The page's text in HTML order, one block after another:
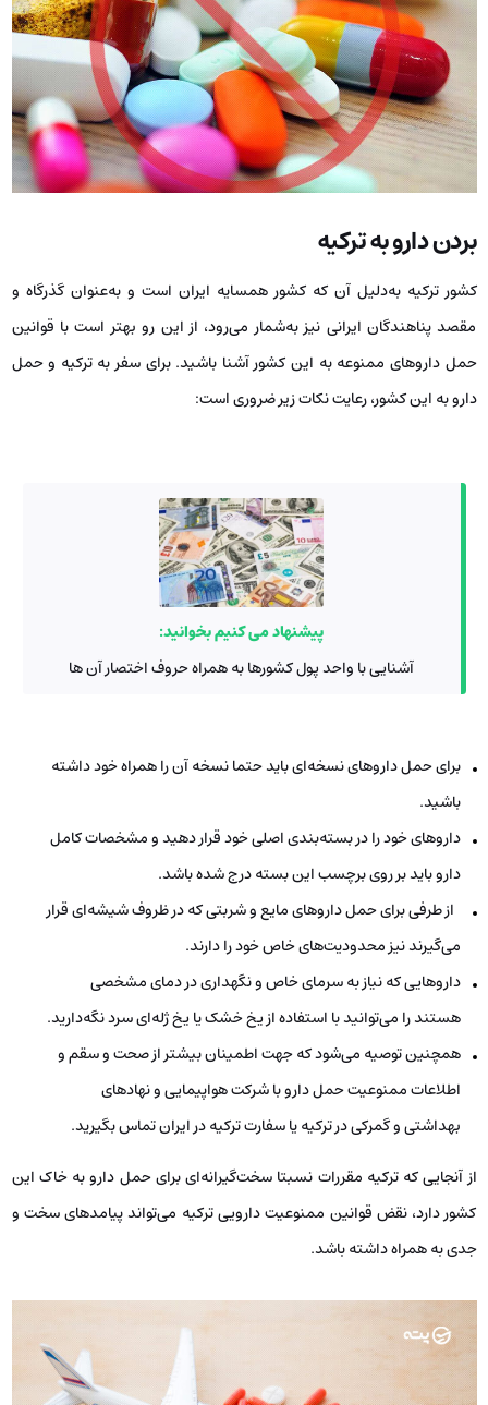
بردن دارو به ترکیه
کشور ترکیه به‌دلیل آن که کشور همسایه ایران است و به‌عنوان گذرگاه و
مقصد پناهندگان ایرانی نیز به‌شمار می‌رود، از این رو بهتر است با قوانین
حمل داروهای ممنوعه به این کشور آشنا باشید. برای سفر به ترکیه و حمل
دارو به این کشور، رعایت نکات زیر ضروری است:
پیشنهاد می کنیم بخوانید:
آشنایی با واحد پول کشورها به همراه حروف اختصار آن ها
برای حمل داروهای نسخه‌ای باید حتما نسخه آن را همراه خود داشته
باشید.
داروهای خود را در بسته‌بندی اصلی خود قرار دهید و مشخصات کامل
دارو باید بر روی برچسب این بسته درج شده باشد.
از طرفی برای حمل داروهای مایع و شربتی که در ظروف شیشه‌ای قرار
می‌گیرند نیز محدودیت‌های خاص خود را دارند.
داروهایی که نیاز به سرمای خاص و نگهداری در دمای مشخصی
هستند را می‌توانید با استفاده از یخ خشک یا یخ ژله‌ای سرد نگه‌دارید.
همچنین توصیه می‌شود که جهت اطمینان بیشتر از صحت و سقم و
اطلاعات ممنوعیت حمل دارو با شرکت هواپیمایی و نهادهای
بهداشتی و گمرکی در ترکیه یا سفارت ترکیه در ایران تماس بگیرید.
از آنجایی که ترکیه مقررات نسبتا سخت‌گیرانه‌ای برای حمل دارو به خاک این
کشور دارد، نقض قوانین ممنوعیت دارویی ترکیه می‌تواند پیامدهای سخت و
جدی به همراه داشته باشد.